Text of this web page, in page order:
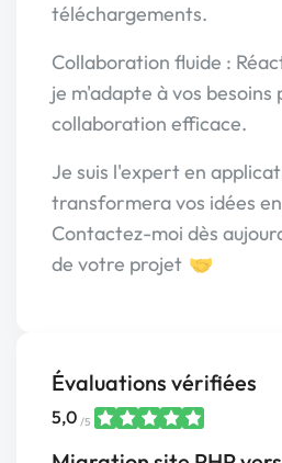
téléchargements.
Collaboration fluide :
je m'adapte à vos
collaboration efficace.
Je suis l'expert en
transformera vos idées
Contactez-moi dès
de votre projet 🤝
Évaluations vérifiées
5,0 /5